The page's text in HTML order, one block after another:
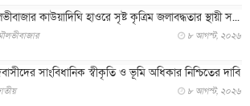
কাউয়াদিঘি হাওরে সৃষ্ট কৃত্রিম জলাবদ্ধতার স্থায়ী স...
৮ আগস্ট, ২০২৬
সাংবিধানিক স্বীকৃতি ও ভূমি অধিকার নিশ্চিতের দাবি
৮ আগস্ট, ২০২৬